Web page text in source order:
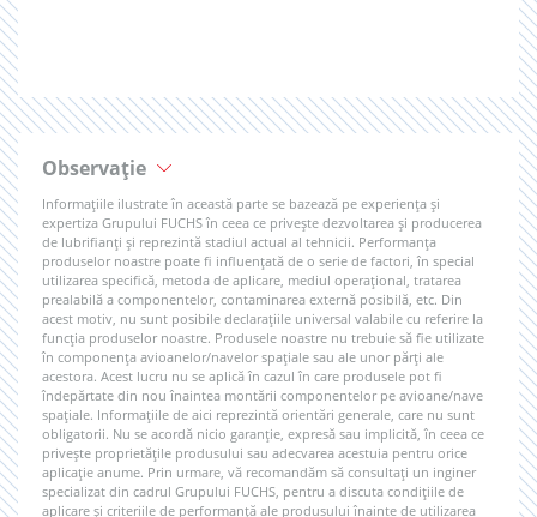
Observație
Informațiile ilustrate în această parte se bazează pe experiența și
expertiza Grupului FUCHS în ceea ce privește dezvoltarea și producerea
de lubrifianți și reprezintă stadiul actual al tehnicii. Performanța
produselor noastre poate fi influențată de o serie de factori, în special
utilizarea specifică, metoda de aplicare, mediul operațional, tratarea
prealabilă a componentelor, contaminarea externă posibilă, etc. Din
acest motiv, nu sunt posibile declarațiile universal valabile cu referire la
funcția produselor noastre. Produsele noastre nu trebuie să fie utilizate
în componența avioanelor/navelor spațiale sau ale unor părți ale
acestora. Acest lucru nu se aplică în cazul în care produsele pot fi
îndepărtate din nou înaintea montării componentelor pe avioane/nave
spațiale. Informațiile de aici reprezintă orientări generale, care nu sunt
obligatorii. Nu se acordă nicio garanție, expresă sau implicită, în ceea ce
privește proprietățile produsului sau adecvarea acestuia pentru orice
aplicație anume. Prin urmare, vă recomandăm să consultați un inginer
specializat din cadrul Grupului FUCHS, pentru a discuta condițiile de
aplicare și criteriile de performanță ale produsului înainte de utilizarea